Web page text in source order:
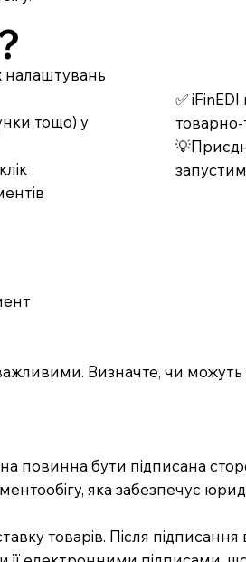
налаштувань
тощо) у
✅
товарно-
Визначте, чи
повинна бути підписана
яка забезпечує
товарів. Після